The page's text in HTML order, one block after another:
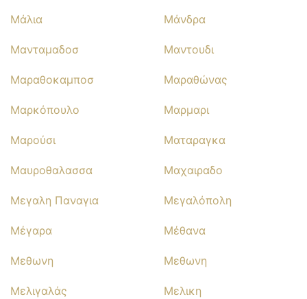
Μάλια Μάνδρα
Μανταμαδοσ Μαντουδι
Μαραθοκαμποσ Μαραθώνας
Μαρκόπουλο Μαρμαρι
Μαρούσι Ματαραγκα
Μαυροθαλασσα Μαχαιραδο
Μεγαλη Παναγια Μεγαλόπολη
Μέγαρα Μέθανα
Μεθωνη Μεθωνη
Μελιγαλάς Μελικη